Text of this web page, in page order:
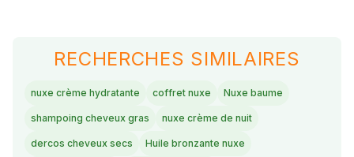
RECHERCHES SIMILAIRES
nuxe crème hydratante coffret nuxe Nuxe baume
shampoing cheveux gras nuxe crème de nuit
dercos cheveux secs Huile bronzante nuxe